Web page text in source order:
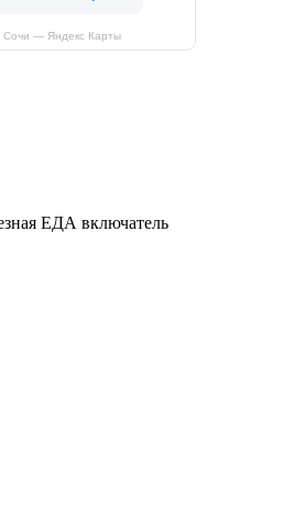
Сочи — Яндекс Карты